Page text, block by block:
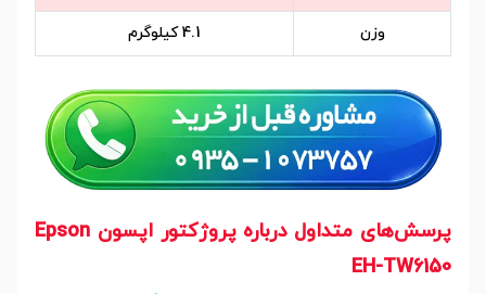
وزن 4.1 کیلوگرم
پرسش‌های متداول درباره پروژکتور اپسون Epson
EH-TW6150